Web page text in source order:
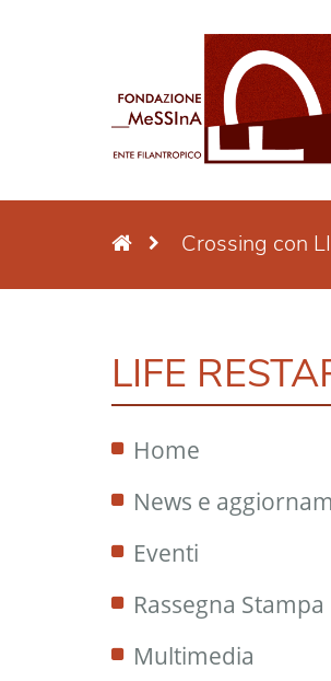
Crossing con
LIFE
Home
News e
Eventi
Rassegna Stampa
Multimedia